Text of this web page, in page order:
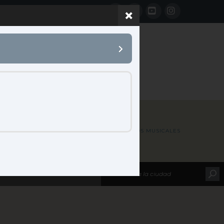
Facebook
LinkedInYouTubeInstagram
JAM INSTRUMENTOS MUSICALES